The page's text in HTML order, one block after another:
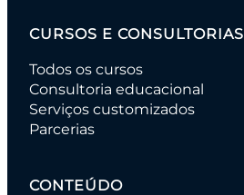
CURSOS E CONSULTORIAS
Todos os cursos
Consultoria educacional
Serviços customizados
Parcerias
CONTEÚDO